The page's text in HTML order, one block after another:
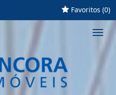
Favoritos (0)